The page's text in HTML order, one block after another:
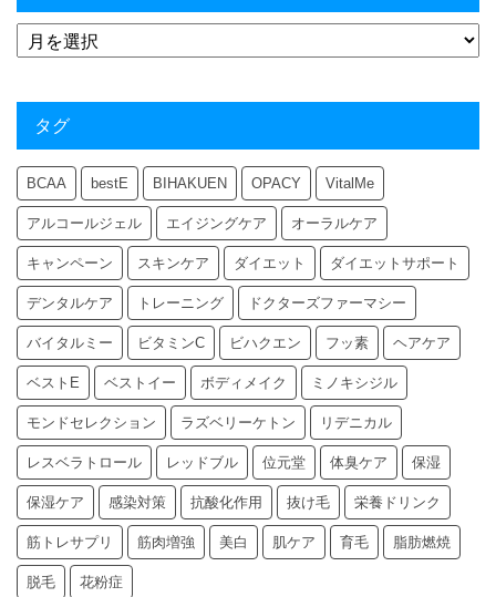
タグ
BCAA bestE BIHAKUEN OPACY VitalMe
アルコールジェル エイジングケア オーラルケア
キャンペーン スキンケア ダイエット ダイエットサポート
デンタルケア トレーニング ドクターズファーマシー
バイタルミー ビタミンC ビハクエン フッ素 ヘアケア
ベストE ベストイー ボディメイク ミノキシジル
モンドセレクション ラズベリーケトン リデニカル
レスベラトロール レッドブル 位元堂 体臭ケア 保湿
保湿ケア 感染対策 抗酸化作用 抜け毛 栄養ドリンク
筋トレサプリ 筋肉増強 美白 肌ケア 育毛 脂肪燃焼
脱毛 花粉症